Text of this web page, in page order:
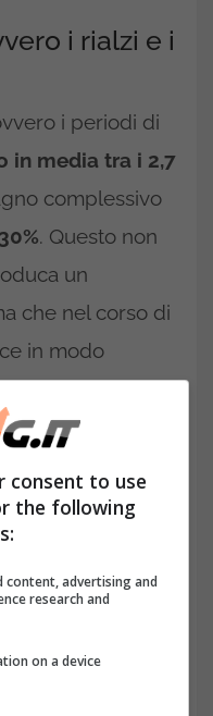
i rialzi e i
i periodi di
in media tra i 2,7
complessivo
. Questo non
un
che nel corso di
in modo
consent to use
the following
content, advertising and
research and
on a device